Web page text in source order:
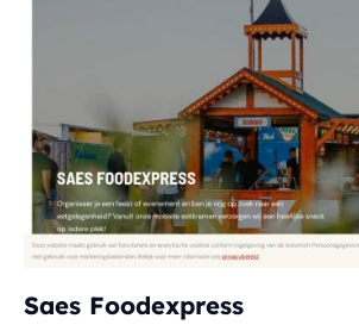
Saes Foodexpress